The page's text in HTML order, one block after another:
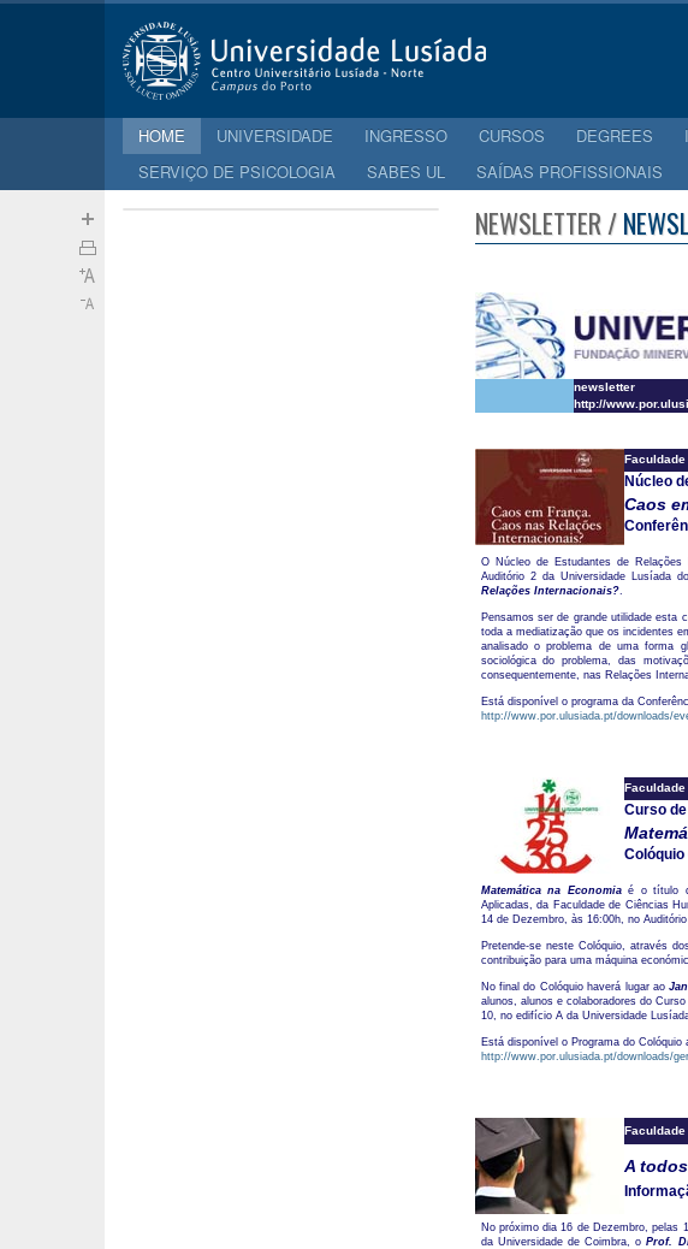
HOME UNIVERSIDADE INGRESSO CURSOS DEGREES
SERVIÇO DE PSICOLOGIA
SABES UL SAÍDAS PROFISSIONAIS
NEWSLETTER /
newsletter
http://
Núcleo
Caos
O Núcleo de Estudantes de
Auditório 2 da Universidade Lusíada
Relações Internacionais?.
Pensamos ser de grande utilidade
toda a mediatização que os incidentes
analisado o problema de uma forma
sociológica do problema, das
consequentemente, nas Relações
Está disponível o programa da
http://www.por.ulusiada.pt/downloads/
Curso
Colóquio
Matemática na Economiaé o título
Aplicadas, da Faculdade de Ciências
14 de Dezembro, às 16:00h, no
Pretende-se neste Colóquio, através
contribuição para uma máquina
No final do Colóquio haverá lugar ao
alunos, alunos e colaboradores do
10, no edifício A da Universidade
Está disponível o Programa do Colóquio
http://www.por.ulusiada.pt/downloads/
A
No próximo dia 16 de Dezembro, pelas
da Universidade de Coimbra, oProf.